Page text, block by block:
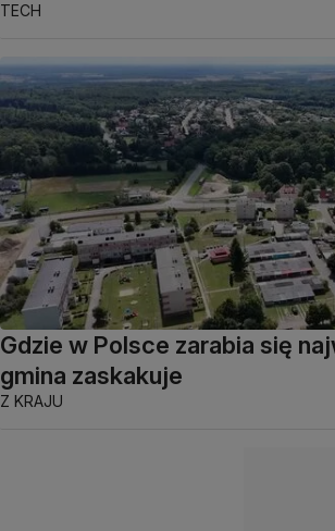
TECH
Gdzie w Polsce zarabia się
gmina zaskakuje
Z KRAJU